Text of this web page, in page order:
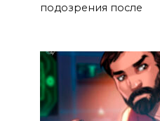
подозрения после